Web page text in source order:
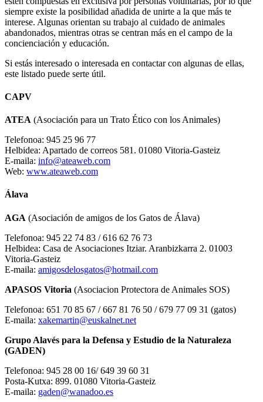
siempre existe la posibilidad añadida de unirte a la que más te
interese. Algunas orientan su trabajo al cuidado de animales
abandonados, mientras otras se centran más en el campo de la
concienciación y educación.
Si estás interesado o interesada en contactar con algunas de ellas,
este listado puede serte útil.
CAPV
ATEA (Asociación para un Trato Ético con los Animales)
Telefonoa: 945 25 96 77
Helbidea: Apartado de correos 581. 01080 Vitoria-Gasteiz
E-maila: info@ateaweb.com
Web: www.ateaweb.com
Álava
AGA (Asociación de amigos de los Gatos de Álava)
Telefonoa: 945 22 74 83 / 616 62 76 73
Helbidea: Casa de Asociaciones Itziar. Aranbizkarra 2. 01003
Vitoria-Gasteiz
E-maila: amigosdelosgatos@hotmail.com
APASOS Vitoria (Asociacion Protectora de Animales SOS)
Telefonoa: 651 70 85 67 / 667 81 76 50 / 679 77 09 31 (gatos)
E-maila: xakemartin@euskalnet.net
Grupo Alavés para la Defensa y Estudio de la Naturaleza
(GADEN)
Telefonoa: 945 28 00 16/ 649 39 60 31
Posta-Kutxa: 899. 01080 Vitoria-Gasteiz
E-maila: gaden@wanadoo.es